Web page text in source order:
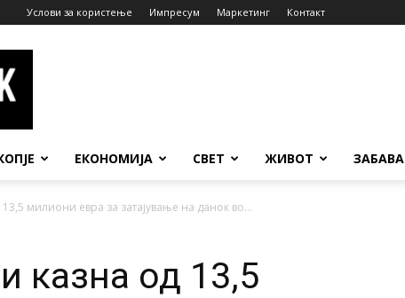
Услови за користење Импресум Маркетинг Контакт
ЕКОНОМИЈА СВЕТ ЖИВОТ ЗАБАВА
милиони евра за затајување на данок во...
казна од 13,5